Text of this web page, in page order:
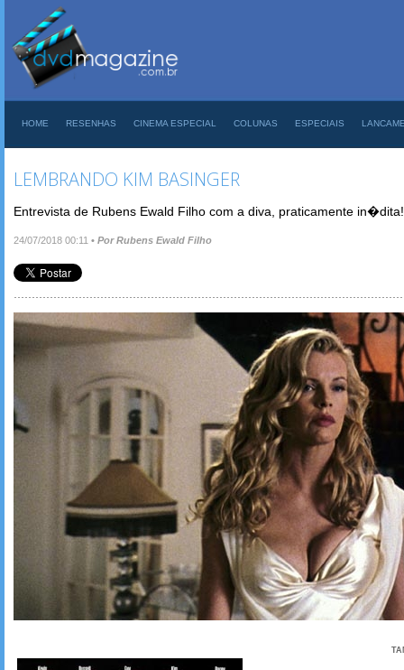
HOME RESENHAS CINEMA ESPECIAL COLUNAS ESPECIAIS
LEMBRANDO KIM BASINGER
Entrevista de Rubens Ewald Filho com a diva, praticamente in�dita!
24/07/2018 00:11 • Por Rubens Ewald Filho